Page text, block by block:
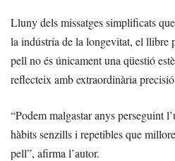
Lluny dels missatges simplificats
la indústria de la longevitat, el llibre
pell no és únicament una qüestió
reflecteix amb extraordinària
“Podem malgastar anys perseguint
hàbits senzills i repetibles que
pell”, afirma l’autor.